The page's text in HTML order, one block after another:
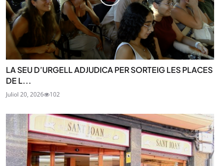
LA SEU D’URGELL ADJUDICA PER SORTEIG LES PLACES
DE L...
Juliol 20, 2026 102